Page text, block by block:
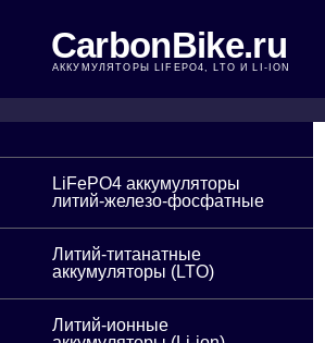
CarbonBike.ru
АККУМУЛЯТОРЫ LIFEPO4, LTO И LI-ION
LiFePO4 аккумуляторы
литий-железо-фосфатные
Литий-титанатные
аккумуляторы (LTO)
Литий-ионные